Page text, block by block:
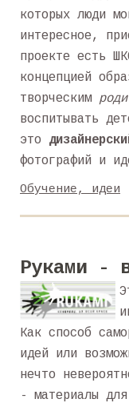
которых люди
интересное,
проекте есть
концепцией
творческим
воспитывать
это
фотографий и
Обучение, идеи
Руками -
Как способ
идей или
нечто
- материалы